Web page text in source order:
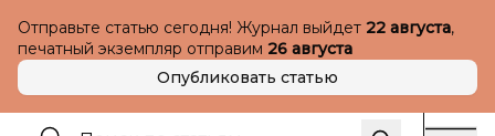
Отправьте статью сегодня! Журнал выйдет 22 августа,
печатный экземпляр отправим 26 августа
Опубликовать статью